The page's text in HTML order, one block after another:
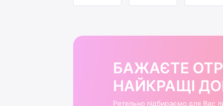
БАЖАЄТЕ
НАЙКРАЩІ
Ретельно підбираємо для Вас